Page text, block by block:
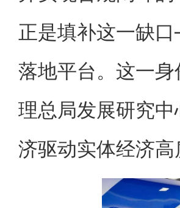
正是填补这一缺
落地平台。这一
理总局发展研究
济驱动实体经济